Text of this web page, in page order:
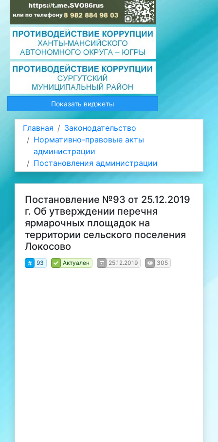
Показать виджеты
Главная
Законодательство
Нормативно-правовые акты
администрации
Постановления администрации
Постановление №93 от 25.12.2019
г. Об утверждении перечня
ярмарочных площадок на
территории сельского поселения
Локосово
93 Актуален 25.12.2019 305